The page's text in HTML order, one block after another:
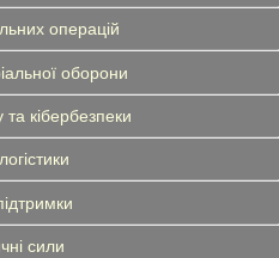
операцій
оборони
та кібербезпеки
сили